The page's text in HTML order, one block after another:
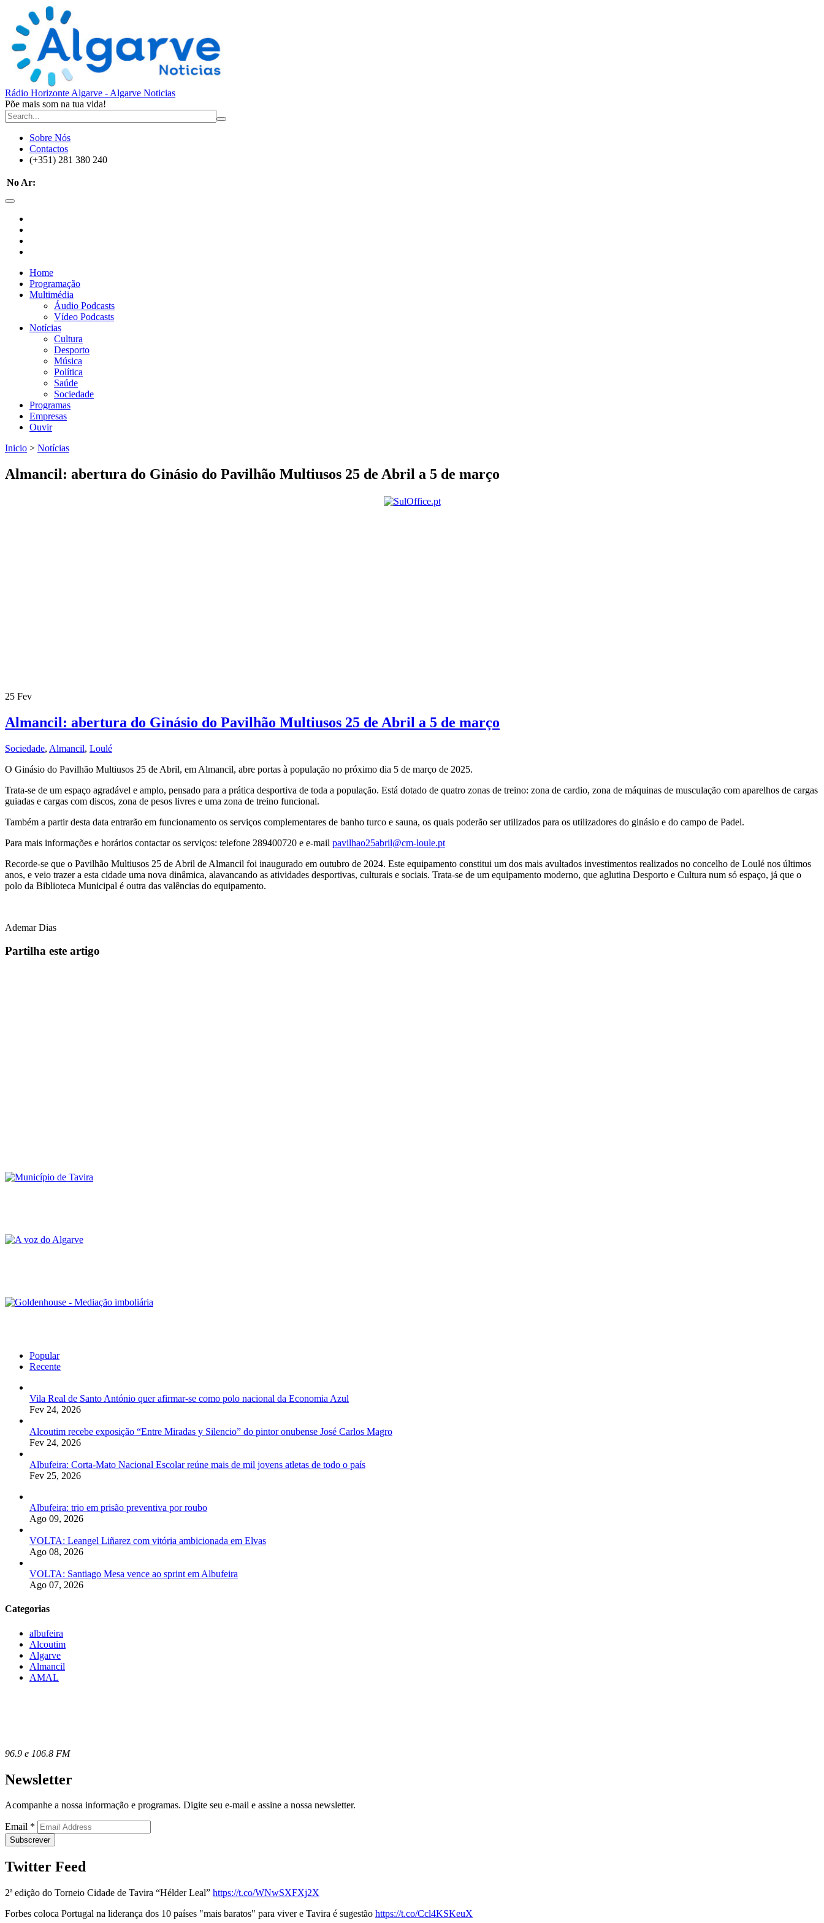
Rádio Horizonte Algarve - Algarve Noticias
Põe mais som na tua vida!
Sobre Nós
Contactos
(+351) 281 380 240
No Ar:
Home
Programação
Multimédia
Áudio Podcasts
Vídeo Podcasts
Notícias
Cultura
Desporto
Música
Política
Saúde
Sociedade
Programas
Empresas
Ouvir
Inicio > Notícias
Almancil: abertura do Ginásio do Pavilhão Multiusos 25 de Abril a 5 de março
25 Fev
Almancil: abertura do Ginásio do Pavilhão Multiusos 25 de Abril a 5 de março
Sociedade, Almancil, Loulé
O Ginásio do Pavilhão Multiusos 25 de Abril, em Almancil, abre portas à população no próximo dia 5 de março de 2025.
Trata-se de um espaço agradável e amplo, pensado para a prática desportiva de toda a população. Está dotado de quatro zonas de treino: zona de cardio, zona de máquinas de musculação com aparelhos de cargas
guiadas e cargas com discos, zona de pesos livres e uma zona de treino funcional.
Também a partir desta data entrarão em funcionamento os serviços complementares de banho turco e sauna, os quais poderão ser utilizados para os utilizadores do ginásio e do campo de Padel.
Para mais informações e horários contactar os serviços: telefone 289400720 e e-mail pavilhao25abril@cm-loule.pt
Recorde-se que o Pavilhão Multiusos 25 de Abril de Almancil foi inaugurado em outubro de 2024. Este equipamento constitui um dos mais avultados investimentos realizados no concelho de Loulé nos últimos
anos, e veio trazer a esta cidade uma nova dinâmica, alavancando as atividades desportivas, culturais e sociais. Trata-se de um equipamento moderno, que aglutina Desporto e Cultura num só espaço, já que o
polo da Biblioteca Municipal é outra das valências do equipamento.
Ademar Dias
Partilha este artigo
Popular
Recente
Vila Real de Santo António quer afirmar-se como polo nacional da Economia Azul
Fev 24, 2026
Alcoutim recebe exposição “Entre Miradas y Silencio” do pintor onubense José Carlos Magro
Fev 24, 2026
Albufeira: Corta-Mato Nacional Escolar reúne mais de mil jovens atletas de todo o país
Fev 25, 2026
Albufeira: trio em prisão preventiva por roubo
Ago 09, 2026
VOLTA: Leangel Liñarez com vitória ambicionada em Elvas
Ago 08, 2026
VOLTA: Santiago Mesa vence ao sprint em Albufeira
Ago 07, 2026
Categorias
albufeira
Alcoutim
Algarve
Almancil
AMAL
96.9 e 106.8 FM
Newsletter
Acompanhe a nossa informação e programas. Digite seu e-mail e assine a nossa newsletter.
Email *
Twitter Feed
2ª edição do Torneio Cidade de Tavira “Hélder Leal” https://t.co/WNwSXFXj2X
Forbes coloca Portugal na liderança dos 10 países "mais baratos" para viver e Tavira é sugestão https://t.co/Ccl4KSKeuX